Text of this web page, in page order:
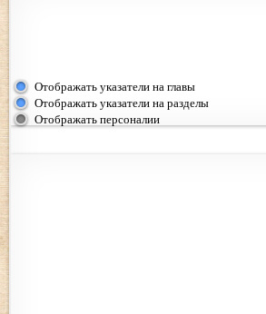
Отображать указатели на главы
Отображать указатели на разделы
Отображать персоналии